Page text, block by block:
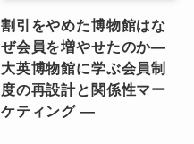
割引をやめた博物館はな
ぜ会員を増やせたのか―
大英博物館に学ぶ会員制
度の再設計と関係性マー
ケティング ―